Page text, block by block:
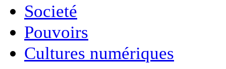
Societé
Pouvoirs
Cultures numériques